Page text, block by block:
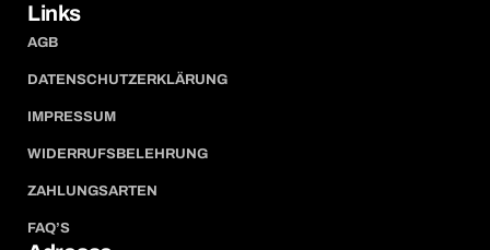
Links
AGB
DATENSCHUTZERKLÄRUNG
IMPRESSUM
WIDERRUFSBELEHRUNG
ZAHLUNGSARTEN
FAQ’S